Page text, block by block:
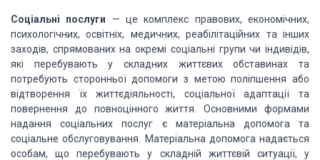
Соціальні послуги — це комплекс правових, економічних,
психологічних, освітніх, медичних, реабілітаційних та інших
заходів, спрямованих на окремі соціальні групи чи індивідів,
які перебувають у складних життєвих обставинах та
потребують сторонньоїдопомоги з метою поліпшення або
відтворення їх життєдіяльності, соціальноїадаптації та
повернення до повноцінного життя. Основними формами
надання соціальних послуг є матеріальна допомога та
соціальне обслуговування.
Матеріальна допомога надається
особам, що перебувають у складній життєвій ситуації, у